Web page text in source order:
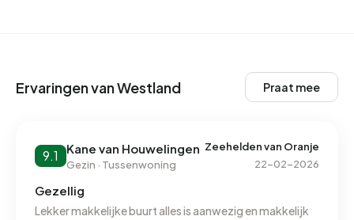
Ervaringen van Westland Praat mee
9.1 Kane van Houwelingen
Gezin · Tussenwoning
Zeehelden van Oranje
22-02-2026
Gezellig
Lekker makkelijke buurt alles is aanwezig en makkelijk